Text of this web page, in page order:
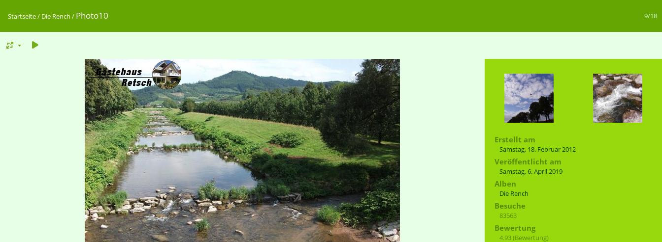
9/18
Startseite/ Die Rench / Photo10
Erstellt am
Samstag, 18. Februar 2012
Veröffentlicht am
Samstag, 6. April 2019
Alben
Die Rench
Besuche
83563
Bewertung
4.93(Bewertung)